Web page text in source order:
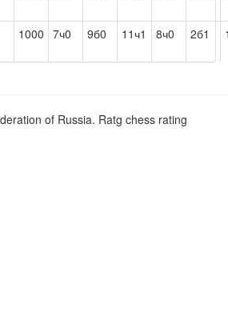
1000 7ч0 9б0 11ч1 8ч0 2б1
of Russia. Ratg chess rating